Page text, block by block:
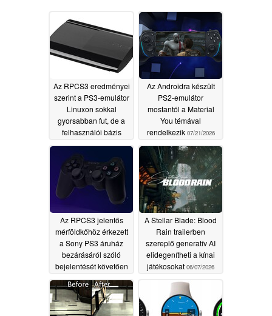
Az RPCS3 eredményei
szerint a PS3-emulátor
Linuxon sokkal
gyorsabban fut, de a
felhasználói bázis
is a Windows dominál
08/05/2026
Az Androidra készült
PS2-emulátor
mostantól a Material
You témával
rendelkezik 07/21/2026
Az RPCS3 jelentős
mérföldkőhöz érkezett
a Sony PS3 áruház
bezárásáról szóló
bejelentését követően
07/18/2026
A Stellar Blade: Blood
Rain trailerben
szereplő generatív AI
elidegenítheti a kínai
játékosokat 06/07/2026